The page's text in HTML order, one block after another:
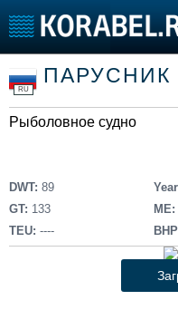
Тип судна
Добавить судно
Добавить проект
Последние 100
Пульс
Новости
Компании
Репутация
RU
ПАРУСНИК
Рыболовное судно
DWT: 89
GT: 133
TEU: ----
ME: